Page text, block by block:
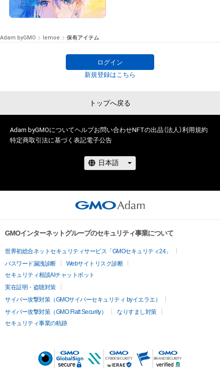
# 740/1000
lemoeさんが保有中
Adam byGMO lemoe 保有アイテム
ログイン
新規登録はこちら
トップへ戻る
Adam byGMOについてヘルプお問い合わせNFTの出品（法人）利用規約
特定商取引法に基づく表記電子公告
GMOインターネットグループのセキュリティ事業について
世界初総合ネットセキュリティサービス「GMOセキュリティ24」
パスワード漏洩診断
Webサイトリスク診断
セキュリティ相談AIチャットボット
実在証明・盗聴対策
サイバー攻撃対策（GMOサイバーセキュリティ byイエラエ）
サイバー攻撃対策（GMO Flatt Security）
なりすまし対策
セキュリティ事業の軌跡